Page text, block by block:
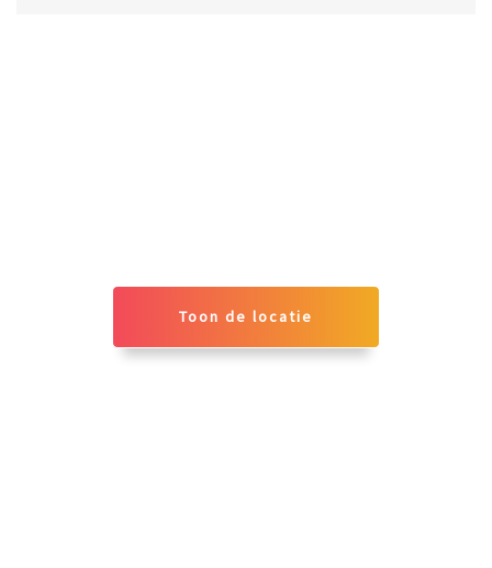
Toon de locatie